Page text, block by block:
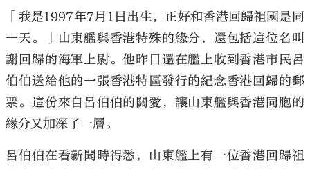
「我是1997年7月1日出生，正好和香港回歸祖國是同
一天。」山東艦與香港特殊的緣分，還包括這位名叫
謝回歸的海軍上尉。他昨日還在艦上收到香港市民呂
伯伯送給他的一張香港特區發行的紀念香港回歸的郵
票。這份來自呂伯伯的關愛，讓山東艦與香港同胞的
緣分又加深了一層。
呂伯伯在看新聞時得悉，山東艦上有一位香港回歸祖